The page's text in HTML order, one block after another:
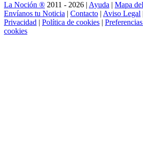
La Noción ® 2011 - 2026 | Ayuda | Mapa
Envíanos tu Noticia | Contacto | Aviso Legal
Privacidad | Política de cookies |
cookies